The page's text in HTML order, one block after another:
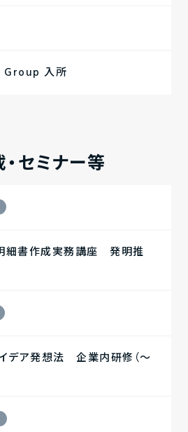
入所
セミナー等
細書作成実務講座 発明推
デア発想法 企業内研修（～